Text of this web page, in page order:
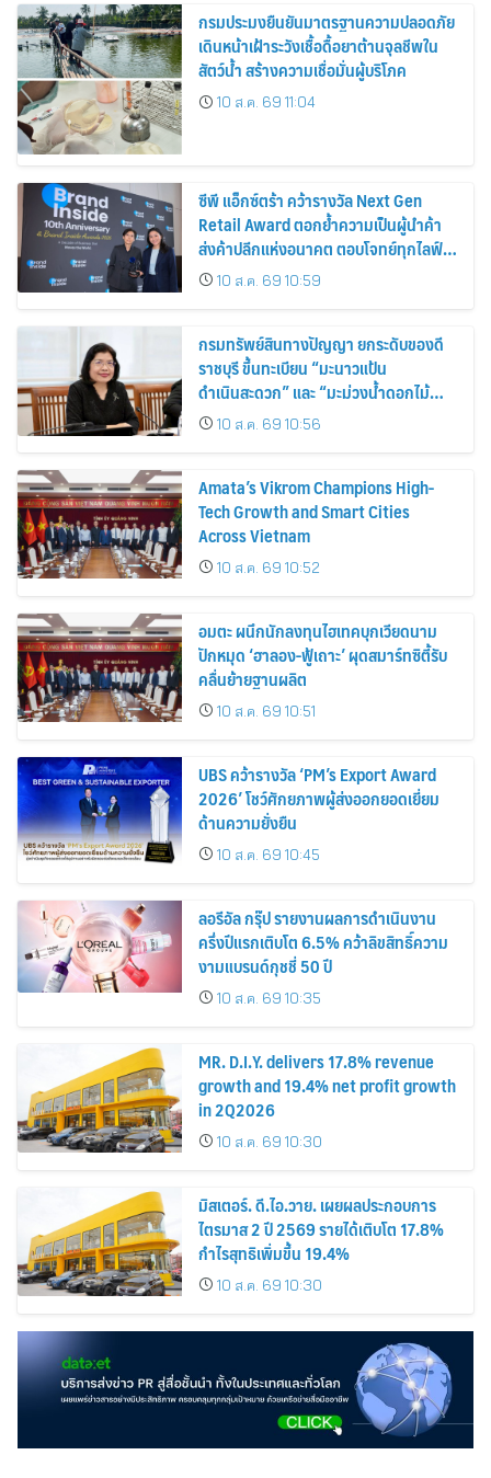
กรมประมงยืนยันมาตรฐานความปลอดภัย
เดินหน้าเฝ้าระวังเชื้อดื้อยาต้านจุลชีพใน
สัตว์น้ำ สร้างความเชื่อมั่นผู้บริโภค
10 ส.ค. 69 11:04
ซีพี แอ็กซ์ตร้า คว้ารางวัล Next Gen
Retail Award ตอกย้ำความเป็นผู้นำค้า
ส่งค้าปลีกแห่งอนาคต ตอบโจทย์ทุกไลฟ์
สไตล์ผู้บริโภค
10 ส.ค. 69 10:59
กรมทรัพย์สินทางปัญญา ยกระดับของดี
ราชบุรี ขึ้นทะเบียน “มะนาวแป้น
ดำเนินสะดวก” และ “มะม่วงน้ำดอกไม้
ราชบุรี” เป็น GI น้องใหม่ เดินหน้าเพิ่ม
มูลค่าเกษตรอัตลักษณ์ ขับเคลื่อน
เศรษฐกิจชุมชน
10 ส.ค. 69 10:56
Amata’s Vikrom Champions High-
Tech Growth and Smart Cities
Across Vietnam
10 ส.ค. 69 10:52
อมตะ ผนึกนักลงทุนไฮเทคบุกเวียดนาม
ปักหมุด ‘ฮาลอง-ฟู้เถาะ’ ผุดสมาร์ทซิตี้รับ
คลื่นย้ายฐานผลิต
10 ส.ค. 69 10:51
UBS คว้ารางวัล ‘PM’s Export Award
2026’ โชว์ศักยภาพผู้ส่งออกยอดเยี่ยม
ด้านความยั่งยืน
10 ส.ค. 69 10:45
ลอรีอัล กรุ๊ป รายงานผลการดำเนินงาน
ครึ่งปีแรกเติบโต 6.5% คว้าลิขสิทธิ์ความ
งามแบรนด์กุชชี่ 50 ปี
10 ส.ค. 69 10:35
MR. D.I.Y. delivers 17.8% revenue
growth and 19.4% net profit growth
in 2Q2026
10 ส.ค. 69 10:30
มิสเตอร์. ดี.ไอ.วาย. เผยผลประกอบการ
ไตรมาส 2 ปี 2569 รายได้เติบโต 17.8%
กำไรสุทธิเพิ่มขึ้น 19.4%
10 ส.ค. 69 10:30